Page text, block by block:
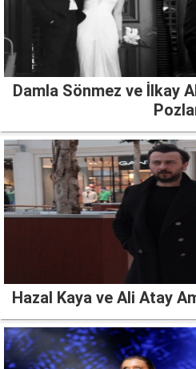
Damla Sönmez ve İlkay
Hazal Kaya ve Ali Atay